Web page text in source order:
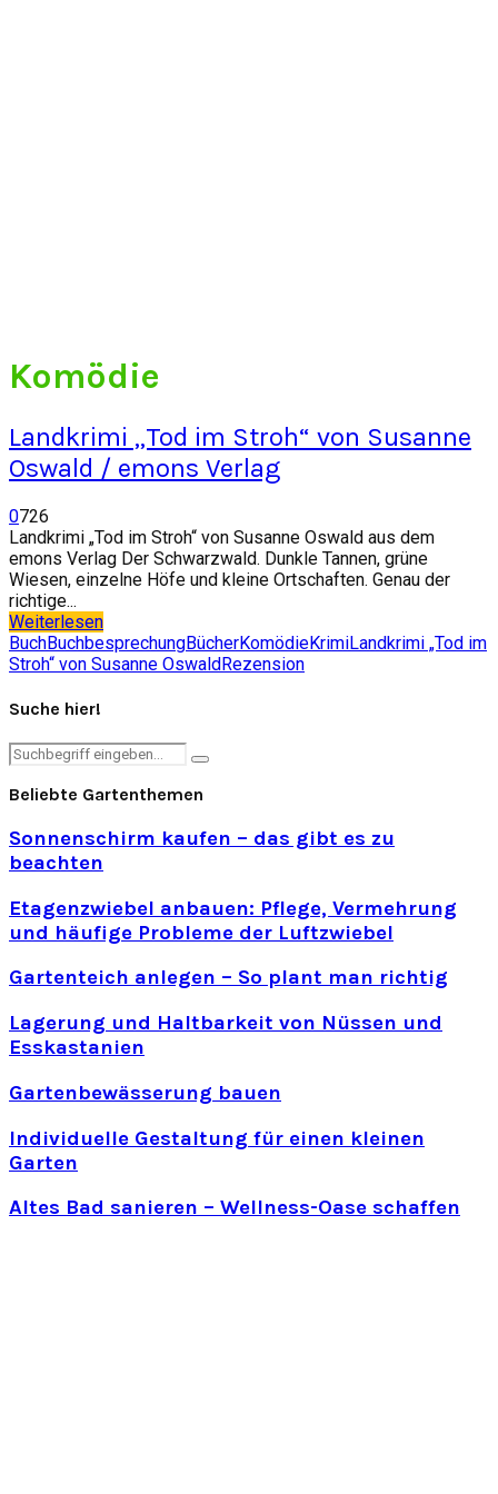
Komödie
Landkrimi „Tod im Stroh“ von Susanne
Oswald / emons Verlag
0726
Landkrimi „Tod im Stroh“ von Susanne Oswald aus dem
emons Verlag Der Schwarzwald. Dunkle Tannen, grüne
Wiesen, einzelne Höfe und kleine Ortschaften. Genau der
richtige...
Weiterlesen
BuchBuchbesprechungBücherKomödieKrimiLandkrimi „Tod im
Stroh“ von Susanne OswaldRezension
Suche hier!
Search
Search
Beliebte Gartenthemen
Sonnenschirm kaufen – das gibt es zu
beachten
Etagenzwiebel anbauen: Pflege, Vermehrung
und häufige Probleme der Luftzwiebel
Gartenteich anlegen – So plant man richtig
Lagerung und Haltbarkeit von Nüssen und
Esskastanien
Gartenbewässerung bauen
Individuelle Gestaltung für einen kleinen
Garten
Altes Bad sanieren – Wellness-Oase schaffen